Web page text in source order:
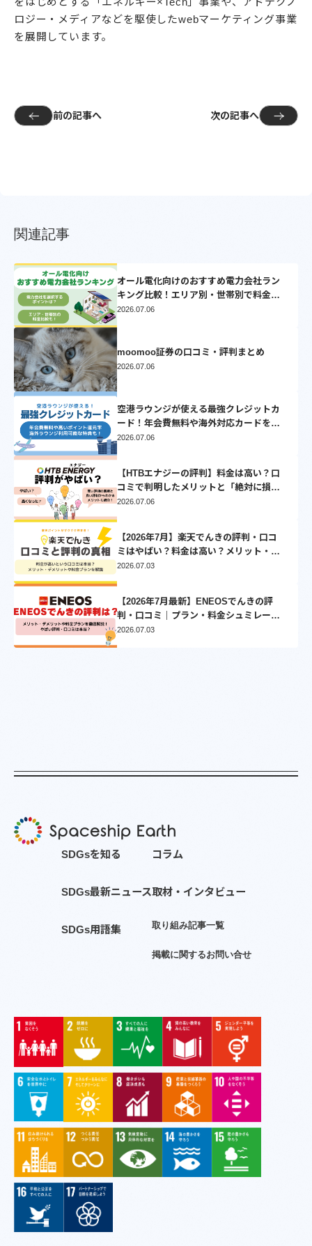
ロジー・メディアなどを駆使したwebマーケティング事業
を展開しています。
前の記事へ 次の記事へ
関連記事
オール電化向けのおすすめ電力会社ラン
キング比較！エリア別・世帯別で料金比
較シミュレーション【2025】
2026.07.06
moomoo証券の口コミ・評判まとめ
2026.07.06
空港ラウンジが使える最強クレジットカ
ード！年会費無料や海外対応カードを厳
選
2026.07.06
【HTBエナジーの評判】料金は高い？口
コミで判明したメリットと「絶対に損し
ない」乗り換え先3選
2026.07.06
【2026年7月】楽天でんきの評判・口コ
ミはやばい？料金は高い？メリット・デ
メリットを徹底比較
2026.07.03
【2026年7月最新】ENEOSでんきの評
判・口コミ｜プラン・料金シュミレーシ
ョンとVポイントについて徹底解説
2026.07.03
SDGsを知 る
SDGs最新ニュース
SDGs用語集
コ ラム
取材・ イ ンタビュー
取り組み記事一覧
掲載に関するお問い合せ